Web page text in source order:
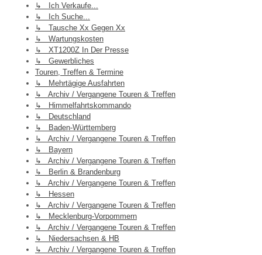
↳ Ich Verkaufe...
↳ Ich Suche...
↳ Tausche Xx Gegen Xx
↳ Wartungskosten
↳ XT1200Z In Der Presse
↳ Gewerbliches
Touren, Treffen & Termine
↳ Mehrtägige Ausfahrten
↳ Archiv / Vergangene Touren & Treffen
↳ Himmelfahrtskommando
↳ Deutschland
↳ Baden-Württemberg
↳ Archiv / Vergangene Touren & Treffen
↳ Bayern
↳ Archiv / Vergangene Touren & Treffen
↳ Berlin & Brandenburg
↳ Archiv / Vergangene Touren & Treffen
↳ Hessen
↳ Archiv / Vergangene Touren & Treffen
↳ Mecklenburg-Vorpommern
↳ Archiv / Vergangene Touren & Treffen
↳ Niedersachsen & HB
↳ Archiv / Vergangene Touren & Treffen